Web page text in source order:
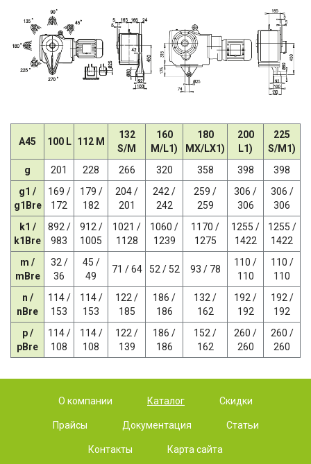
A45 100 L 112 M
132
S/M
160
M/L1)
180
MX/LX1)
200
L1)
225
S/M1)
g
201 228 266 320 358 398
398
g1 /
g1Bre
169 /
172
179 /
182
204 /
201
242 /
242
259 /
259
306 /
306
306 /
306
k1 /
k1Bre
892 /
983
912 /
1005
1021 /
1128
1060 /
1239
1170 /
1275
1255 /
1422
1255 /
1422
m /
mBre
32 /
36
45 /
49
71 / 64 52 / 52 93 / 78
110 /
110
110 /
110
n /
nBre
114 /
153
114 /
153
122 /
185
186 /
186
132 /
162
192 /
192
192 /
192
p /
pBre
114 /
108
114 /
108
122 /
139
186 /
186
152 /
162
260 /
260
260 /
260
О компании Каталог Скидки
Прайсы Документация Статьи
Контакты Карта сайта